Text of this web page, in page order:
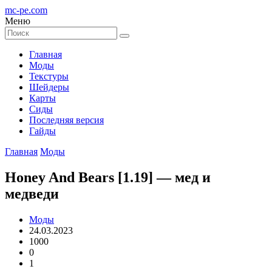
mc-pe.com
Меню
Главная
Моды
Текстуры
Шейдеры
Карты
Сиды
Последняя версия
Гайды
Главная Моды
Honey And Bears [1.19] — мед и
медведи
Моды
24.03.2023
1000
0
1